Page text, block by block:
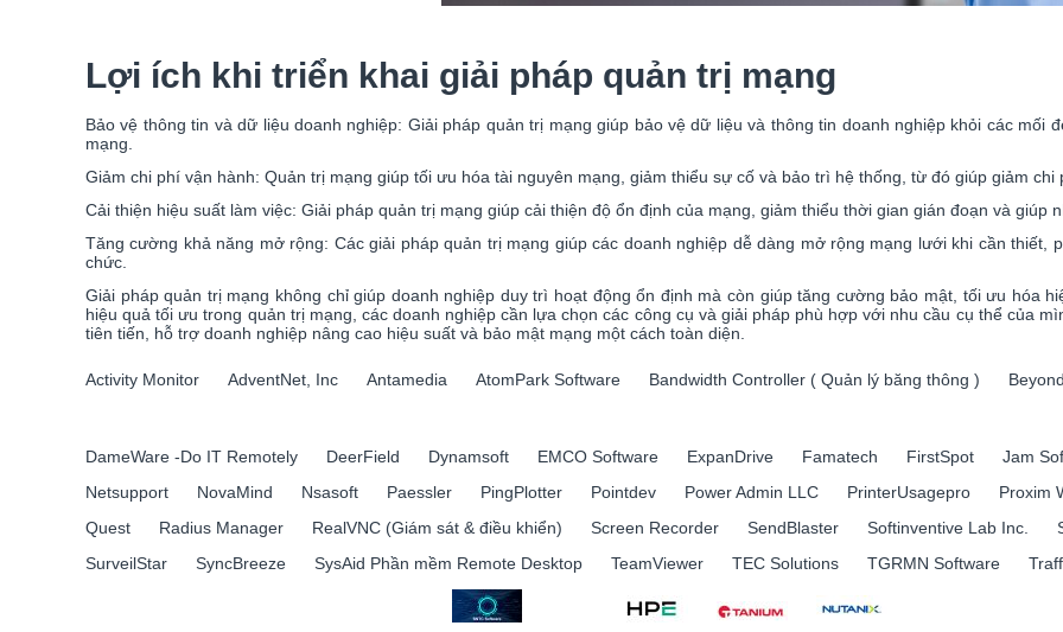
Lợi ích khi triển khai giải pháp quản trị mạng
Bảo vệ thông tin và dữ liệu doanh nghiệp: Giải pháp quản trị mạng giúp bảo vệ dữ liệu và thông tin doanh nghiệp khỏi các mối
mạng.
Giảm chi phí vận hành: Quản trị mạng giúp tối ưu hóa tài nguyên mạng, giảm thiểu sự cố và bảo trì hệ thống, từ đó giúp giảm
Cải thiện hiệu suất làm việc: Giải pháp quản trị mạng giúp cải thiện độ ổn định của mạng, giảm thiểu thời gian gián đoạn và giúp
Tăng cường khả năng mở rộng: Các giải pháp quản trị mạng giúp các doanh nghiệp dễ dàng mở rộng mạng lưới khi cần thiết,
chức.
Giải pháp quản trị mạng không chỉ giúp doanh nghiệp duy trì hoạt động ổn định mà còn giúp tăng cường bảo mật, tối ưu hóa
hiệu quả tối ưu trong quản trị mạng, các doanh nghiệp cần lựa chọn các công cụ và giải pháp phù hợp với nhu cầu cụ thể của
tiên tiến, hỗ trợ doanh nghiệp nâng cao hiệu suất và bảo mật mạng một cách toàn diện.
Activity Monitor AdventNet, Inc Antamedia AtomPark Software Bandwidth Controller ( Quản lý băng thông )
DameWare -Do IT Remotely DeerField Dynamsoft EMCO Software ExpanDrive Famatech FirstSpot
Jam
Netsupport
NovaMind Nsasoft Paessler PingPlotter Pointdev Power Admin LLC PrinterUsagepro
Proxim
Quest
Radius Manager RealVNC (Giám sát & điều khiển) Screen Recorder SendBlaster Softinventive Lab Inc.
SurveilStar
SyncBreeze SysAid Phần mềm Remote Desktop TeamViewer TEC Solutions TGRMN Software